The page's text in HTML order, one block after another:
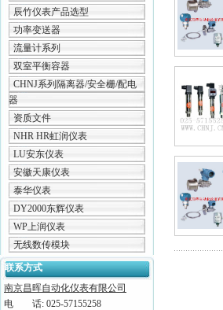
辰竹仪表产品选型
功率变送器
流量计系列
双室平衡容器
CHNJ系列隔离器/安全栅/配电
器
资质文件
NHR HR虹润仪表
LU安东仪表
安徽天康仪表
泰华仪表
DY2000东辉仪表
WP上润仪表
无线数传模块
联系方式
南京昌晖自动化仪表有限公司
电 话: 025-57155258